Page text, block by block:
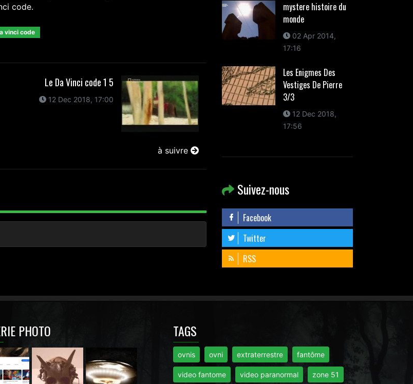
code.
vinci code
Le Da Vinci code 1 5
12 Dec 2018, 17:00
à suivre
mystere histoire du
monde
02 Apr 2014,
17:16
Les Enigmes Des
Vestiges De Pierre
3/3
12 Dec 2018,
17:56
Suivez-nous
Facebook
Twitter
RSS
PHOTO TAGS
ovnis ovni extraterrestre fantôme
video fantome video paranormal zone 51